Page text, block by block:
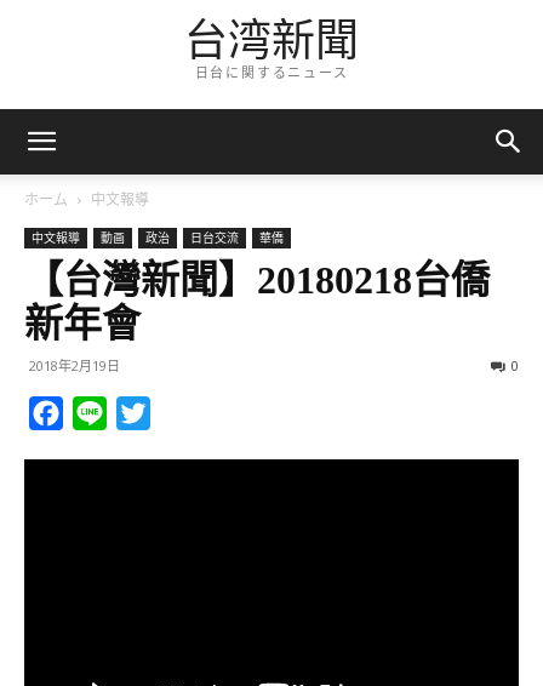
台湾新聞
日台に関するニュース
ホーム 中文報導
中文報導 動画 政治 日台交流 華僑
【台灣新聞】20180218台僑
新年會
2018年2月19日 0
Facebook
Line